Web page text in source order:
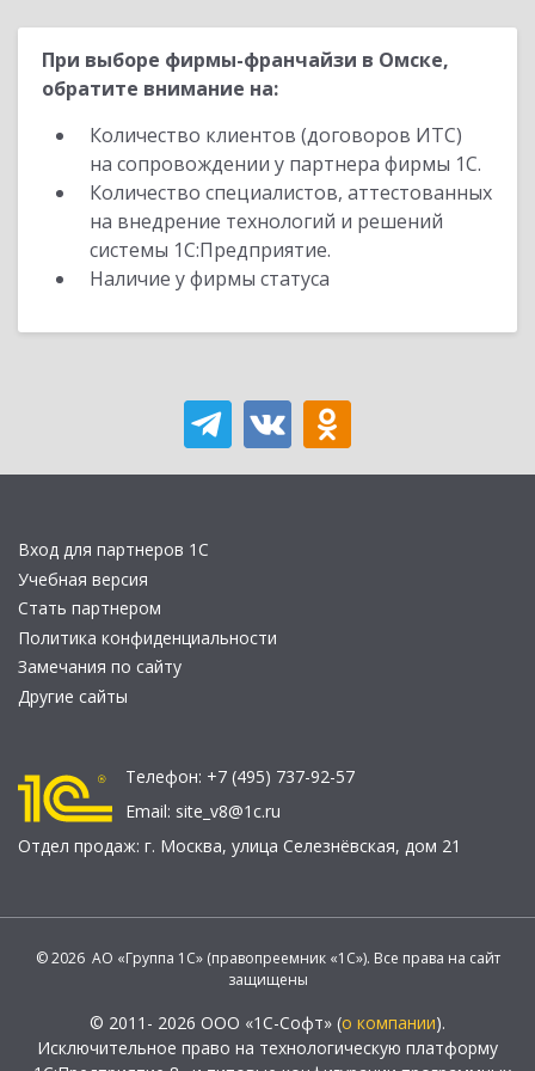
При выборе фирмы-франчайзи в Омске,
обратите внимание на:
Количество клиентов (договоров ИТС)
на сопровождении у партнера фирмы 1С.
Количество специалистов, аттестованных
на внедрение технологий и решений
системы 1С:Предприятие.
Наличие у фирмы статуса
Вход для партнеров 1С
Учебная версия
Стать партнером
Политика конфиденциальности
Замечания по сайту
Другие сайты
Телефон: +7 (495) 737-92-57
Email: site_v8@1c.ru
Отдел продаж: г. Москва, улица Селезнёвская, дом 21
© 2026 АО «Группа 1С» (правопреемник «1С»). Все права на сайт
защищены
© 2011- 2026 ООО «1С-Софт» (о компании).
Исключительное право на технологическую платформу